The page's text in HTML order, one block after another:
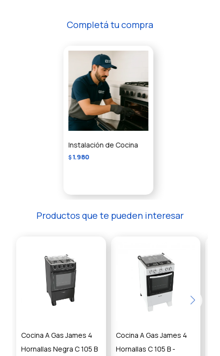
Completá tu compra
Instalación de Cocina
$1.980
Productos que te pueden interesar
Cocina A Gas James 4
Hornallas Negra C 105 B
Cocina A Gas James 4
Hornallas C 105 B -